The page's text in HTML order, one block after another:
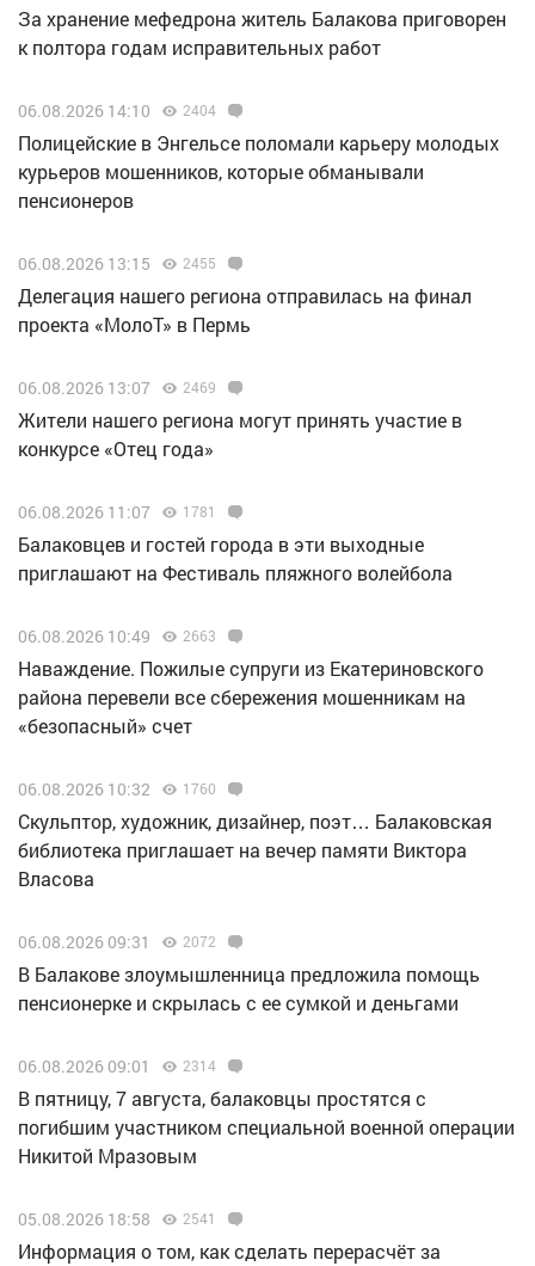
За хранение мефедрона житель Балакова приговорен
к полтора годам исправительных работ
06.08.2026 14:10 2404
Полицейские в Энгельсе поломали карьеру молодых
курьеров мошенников, которые обманывали
пенсионеров
06.08.2026 13:15 2455
Делегация нашего региона отправилась на финал
проекта «МолоТ» в Пермь
06.08.2026 13:07 2469
Жители нашего региона могут принять участие в
конкурсе «Отец года»
06.08.2026 11:07 1781
Балаковцев и гостей города в эти выходные
приглашают на Фестиваль пляжного волейбола
06.08.2026 10:49 2663
Наваждение. Пожилые супруги из Екатериновского
района перевели все сбережения мошенникам на
«безопасный» счет
06.08.2026 10:32 1760
Скульптор, художник, дизайнер, поэт… Балаковская
библиотека приглашает на вечер памяти Виктора
Власова
06.08.2026 09:31 2072
В Балакове злоумышленница предложила помощь
пенсионерке и скрылась с ее сумкой и деньгами
06.08.2026 09:01 2314
В пятницу, 7 августа, балаковцы простятся с
погибшим участником специальной военной операции
Никитой Мразовым
05.08.2026 18:58 2541
Информация о том, как сделать перерасчёт за